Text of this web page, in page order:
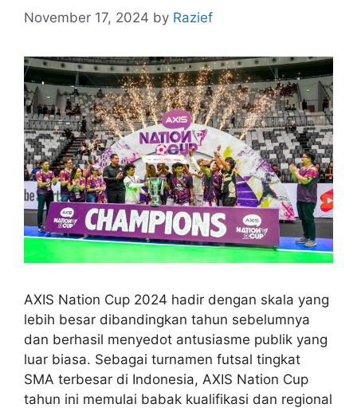
November 17, 2024 by Razief
AXIS Nation Cup 2024 hadir dengan skala yang
lebih besar dibandingkan tahun sebelumnya
dan berhasil menyedot antusiasme publik yang
luar biasa. Sebagai turnamen futsal tingkat
SMA terbesar di Indonesia, AXIS Nation Cup
tahun ini memulai babak kualifikasi dan regional